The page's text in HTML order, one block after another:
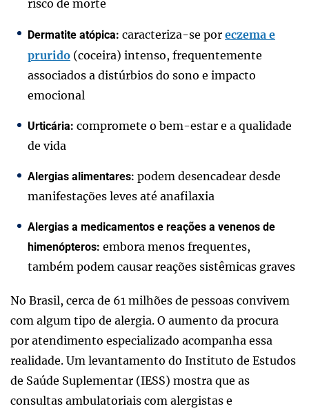
risco de morte
Dermatite atópica: caracteriza-se por eczema e
prurido (coceira) intenso, frequentemente
associados a distúrbios do sono e impacto
emocional
Urticária: compromete o bem-estar e a qualidade
de vida
Alergias alimentares: podem desencadear desde
manifestações leves até anafilaxia
Alergias a medicamentos e reações a venenos de
himenópteros: embora menos frequentes,
também podem causar reações sistêmicas graves
No Brasil, cerca de 61 milhões de pessoas convivem
com algum tipo de alergia. O aumento da procura
por atendimento especializado acompanha essa
realidade. Um levantamento do Instituto de Estudos
de Saúde Suplementar (IESS) mostra que as
consultas ambulatoriais com alergistas e